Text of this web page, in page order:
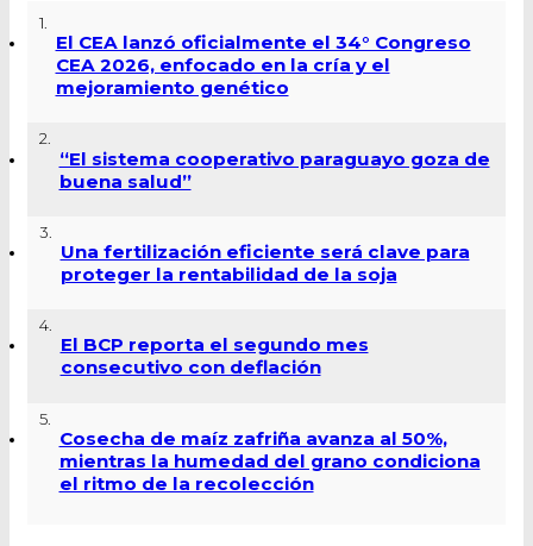
1.
El CEA lanzó oficialmente el 34° Congreso
CEA 2026, enfocado en la cría y el
mejoramiento genético
2.
“El sistema cooperativo paraguayo goza de
buena salud”
3.
Una fertilización eficiente será clave para
proteger la rentabilidad de la soja
4.
El BCP reporta el segundo mes
consecutivo con deflación
5.
Cosecha de maíz zafriña avanza al 50%,
mientras la humedad del grano condiciona
el ritmo de la recolección